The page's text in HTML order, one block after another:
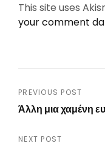
This site uses
your comment
Post
navigation
PREVIOUS POST
Άλλη μια χαμένη
Post
NEXT POST